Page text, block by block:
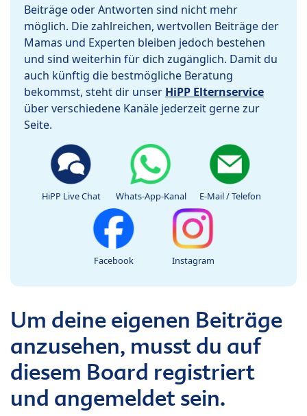
Beiträge oder Antworten sind nicht mehr
möglich. Die zahlreichen, wertvollen Beiträge der
Mamas und Experten bleiben jedoch bestehen
und sind weiterhin für dich zugänglich. Damit du
auch künftig die bestmögliche Beratung
bekommst, steht dir unser HiPP Elternservice
über verschiedene Kanäle jederzeit gerne zur
Seite.
HiPP Live Chat Whats-App-Kanal E-Mail / Telefon
Facebook Instagram
Um deine eigenen Beiträge
anzusehen, musst du auf
diesem Board registriert
und angemeldet sein.